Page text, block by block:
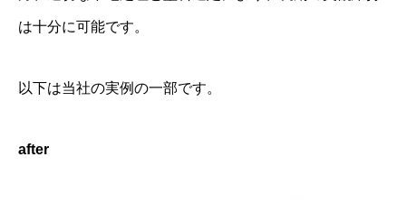
は十分に可能です。
以下は当社の実例の一部です。
after